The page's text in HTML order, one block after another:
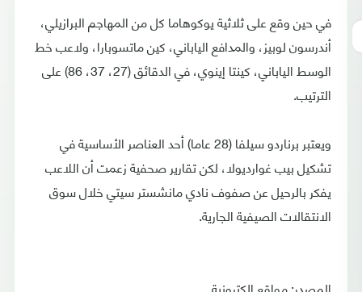
في حين وقع على ثلاثية يوكوهاما كل من المهاجم البرازيلي،
أندرسون لوبيز، والمدافع الياباني، كين ماتسوبارا، ولاعب خط
الوسط الياباني، كينتا إينوي، في الدقائق (27، 37، 86) على
الترتيب.
ويعتبر برناردو سيلفا (28 عاما) أحد العناصر الأساسية في
تشكيل بيب غوارديولا، لكن تقارير صحفية زعمت أن اللاعب
يفكر بالرحيل عن صفوف نادي مانشستر سيتي خلال سوق
الانتقالات الصيفية الجارية.